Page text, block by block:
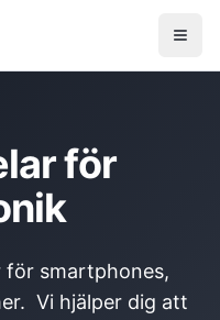
för
för smartphones,
Vi hjälper dig att